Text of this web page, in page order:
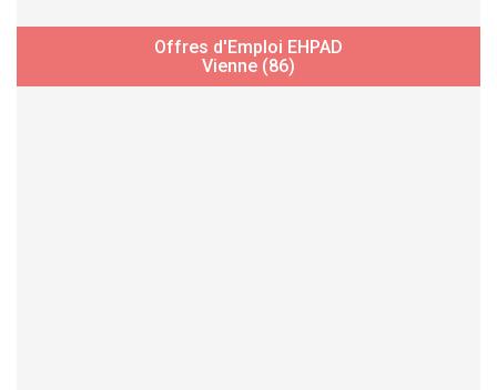
Offres d'Emploi EHPAD
Vienne (86)